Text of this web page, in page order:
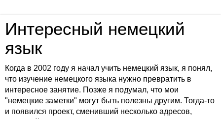
Интересный немецкий
язык
Когда в 2002 году я начал учить немецкий язык, я понял,
что изучение немецкого языка нужно превратить в
интересное занятие. Позже я подумал, что мои
"немецкие заметки" могут быть полезны другим. Тогда-то
и появился проект, сменивший несколько адресов,